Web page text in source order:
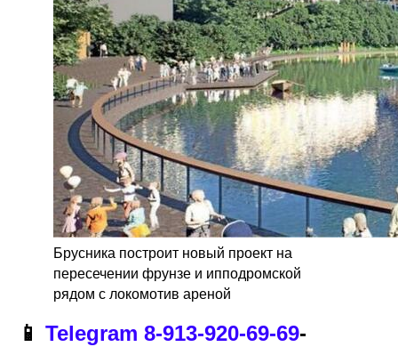
Брусника построит новый проект на
пересечении фрунзе и ипподромской
рядом с локомотив ареной
📱 Telegram 8-913-920-69-69-